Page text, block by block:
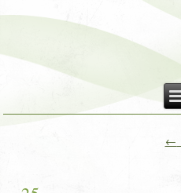
←